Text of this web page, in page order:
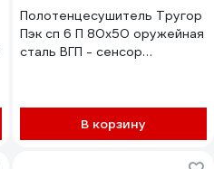
Полотенцесушитель Тругор
Пэк сп 6 П 80х50 оружейная
сталь ВГП - сенсор
В корзину